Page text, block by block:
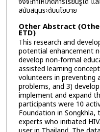
สนับสนุนระดับนโยบาย
Other Abstract
ETD)
This research and
potential enhancement
develop non-formal
assisted learning
volunteers in preventing
problems, and 3)
implement and expand
participants were 10
Foundation in Songkhla,
experts who initiated